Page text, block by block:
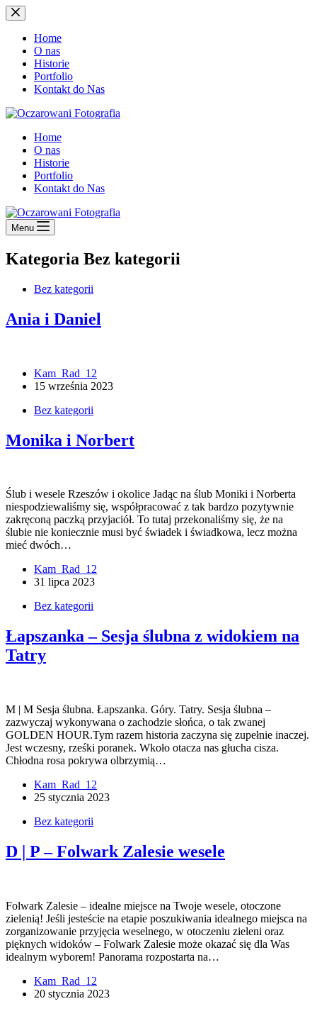
Przejdź
do
treści
Home
O nas
Historie
Portfolio
Kontakt do Nas
Home
O nas
Historie
Portfolio
Kontakt do Nas
Menu
Kategoria Bez kategorii
Bez kategorii
Ania i Daniel
Kam_Rad_12
15 września 2023
Bez kategorii
Monika i Norbert
Ślub i wesele Rzeszów i okolice Jadąc na ślub Moniki i Norberta
niespodziewaliśmy się, współpracować z tak bardzo pozytywnie
zakręconą paczką przyjaciół. To tutaj przekonaliśmy się, że na
ślubie nie koniecznie musi być świadek i świadkowa, lecz można
mieć dwóch…
Kam_Rad_12
31 lipca 2023
Bez kategorii
Łapszanka – Sesja ślubna z widokiem na
Tatry
M | M Sesja ślubna. Łapszanka. Góry. Tatry. Sesja ślubna –
zazwyczaj wykonywana o zachodzie słońca, o tak zwanej
GOLDEN HOUR.Tym razem historia zaczyna się zupełnie inaczej.
Jest wczesny, rześki poranek. Wkoło otacza nas głucha cisza.
Chłodna rosa pokrywa olbrzymią…
Kam_Rad_12
25 stycznia 2023
Bez kategorii
D | P – Folwark Zalesie wesele
Folwark Zalesie – idealne miejsce na Twoje wesele, otoczone
zielenią! Jeśli jesteście na etapie poszukiwania idealnego miejsca na
zorganizowanie przyjęcia weselnego, w otoczeniu zieleni oraz
pięknych widoków – Folwark Zalesie może okazać się dla Was
idealnym wyborem! Panorama rozpostarta na…
Kam_Rad_12
20 stycznia 2023